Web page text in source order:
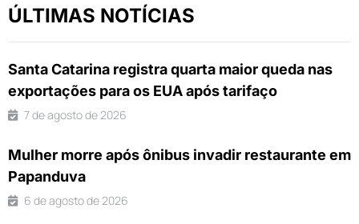
ÚLTIMAS NOTÍCIAS
Santa Catarina registra quarta maior queda nas
exportações para os EUA após tarifaço
7 de agosto de 2026
Mulher morre após ônibus invadir restaurante em
Papanduva
6 de agosto de 2026